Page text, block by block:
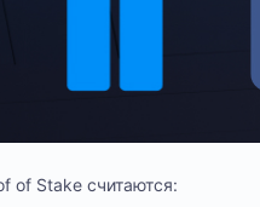
of Stake считаются: